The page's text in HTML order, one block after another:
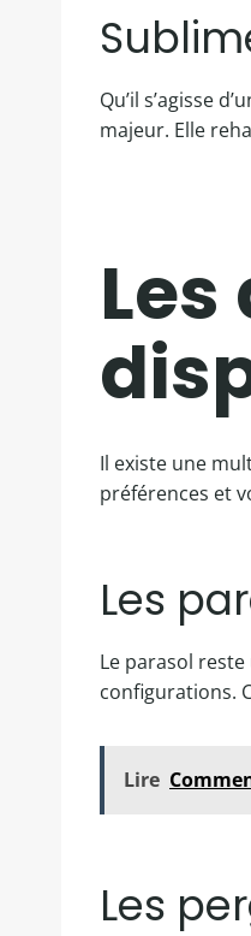
Qu’il s’agisse
majeur. Elle
Il existe une
préférences et
Les
Le parasol
configurations.
Lire
Les